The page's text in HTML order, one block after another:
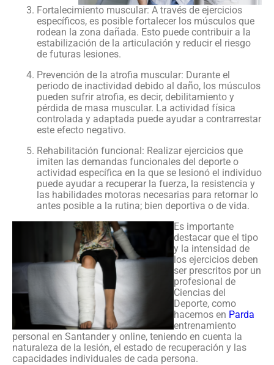
Fortalecimiento muscular: A través de ejercicios
específicos, es posible fortalecer los músculos que
rodean la zona dañada. Esto puede contribuir a la
estabilización de la articulación y reducir el riesgo
de futuras lesiones.
Prevención de la atrofia muscular: Durante el
periodo de inactividad debido al daño, los músculos
pueden sufrir atrofia, es decir, debilitamiento y
pérdida de masa muscular. La actividad física
controlada y adaptada puede ayudar a contrarrestar
este efecto negativo.
Rehabilitación funcional: Realizar ejercicios que
imiten las demandas funcionales del deporte o
actividad específica en la que se lesionó el individuo
puede ayudar a recuperar la fuerza, la resistencia y
las habilidades motoras necesarias para retornar lo
antes posible a la rutina; bien deportiva o de vida.
Es importante
destacar que el tipo
y la intensidad de
los ejercicios deben
ser prescritos por un
profesional de
Ciencias del
Deporte, como
hacemos en Parda
entrenamiento
personal en Santander y online, teniendo en cuenta la
naturaleza de la lesión, el estado de recuperación y las
capacidades individuales de cada persona.